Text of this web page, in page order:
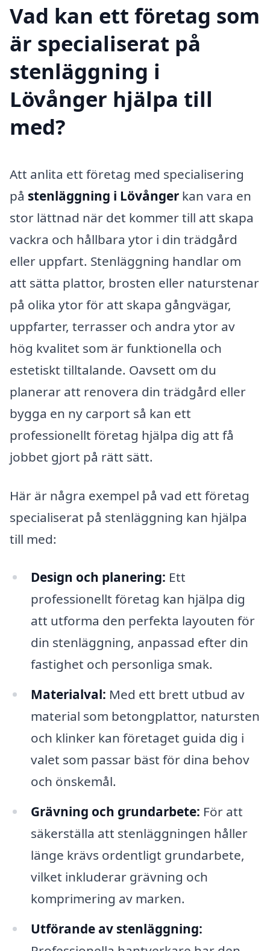
Vad kan ett företag som
är specialiserat på
stenläggning i
Lövånger hjälpa till
med?
Att anlita ett företag med specialisering
på stenläggning i Lövånger kan vara en
stor lättnad när det kommer till att skapa
vackra och hållbara ytor i din trädgård
eller uppfart. Stenläggning handlar om
att sätta plattor, brosten eller naturstenar
på olika ytor för att skapa gångvägar,
uppfarter, terrasser och andra ytor av
hög kvalitet som är funktionella och
estetiskt tilltalande. Oavsett om du
planerar att renovera din trädgård eller
bygga en ny carport så kan ett
professionellt företag hjälpa dig att få
jobbet gjort på rätt sätt.
Här är några exempel på vad ett företag
specialiserat på stenläggning kan hjälpa
till med:
Design och planering: Ett
professionellt företag kan hjälpa dig
att utforma den perfekta layouten för
din stenläggning, anpassad efter din
fastighet och personliga smak.
Materialval: Med ett brett utbud av
material som betongplattor, natursten
och klinker kan företaget guida dig i
valet som passar bäst för dina behov
och önskemål.
Grävning och grundarbete: För att
säkerställa att stenläggningen håller
länge krävs ordentligt grundarbete,
vilket inkluderar grävning och
komprimering av marken.
Utförande av stenläggning: